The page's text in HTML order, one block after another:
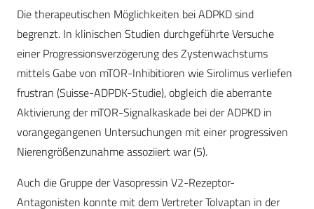
Die therapeutischen Möglichkeiten bei ADPKD sind
begrenzt. In klinischen Studien durchgeführte Versuche
einer Progressionsverzögerung des Zystenwachstums
mittels Gabe von mTOR-Inhibitioren wie Sirolimus verliefen
frustran (Suisse-ADPDK-Studie), obgleich die aberrante
Aktivierung der mTOR-Signalkaskade bei der ADPKD in
vorangegangenen Untersuchungen mit einer progressiven
Nierengrößenzunahme assoziiert war (5).
Auch die Gruppe der Vasopressin V2-Rezeptor-
Antagonisten konnte mit dem Vertreter Tolvaptan in der